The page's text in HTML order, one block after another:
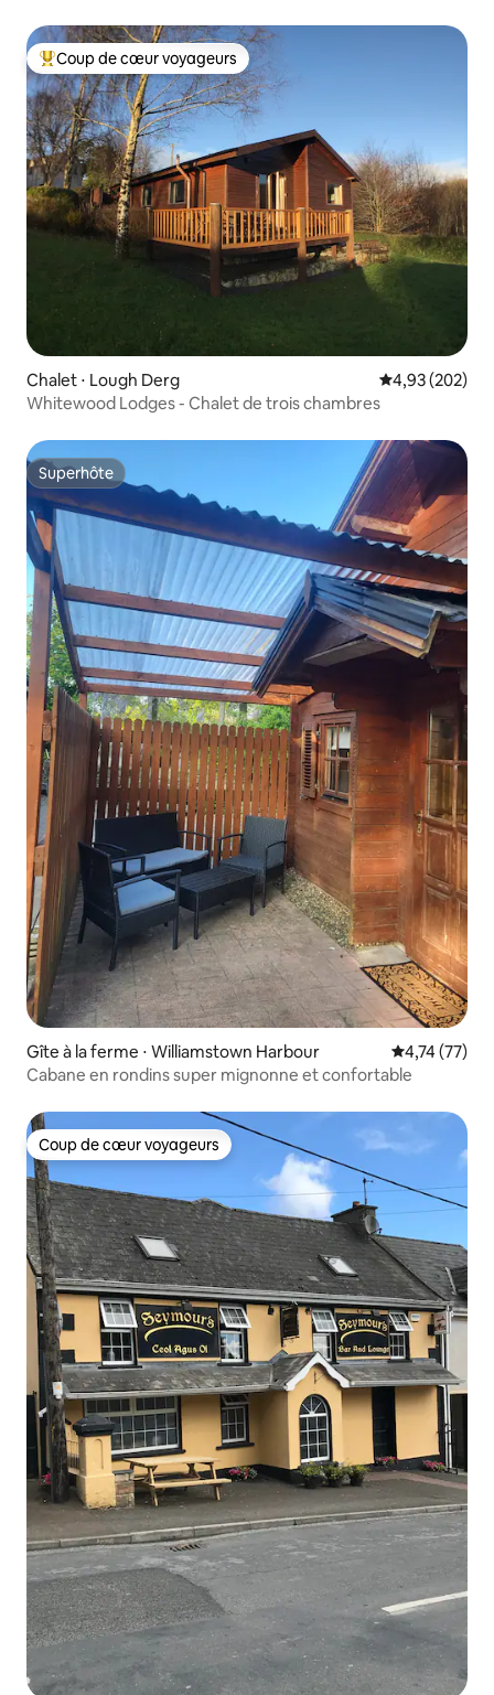
Coups de cœur voyageurs les plus appréciés
Coup de cœur voyageurs
Chalet ⋅ Lough Derg Évaluation
4,93 (202)
Whitewood Lodges - Chalet de trois chambres
Superhôte
Superhôte
Gîte à la ferme ⋅ Williamstown Harbour Évaluation
4,74 (77)
Cabane en rondins super mignonne et confortable
Coup de cœur voyageurs
Coup de cœur voyageurs